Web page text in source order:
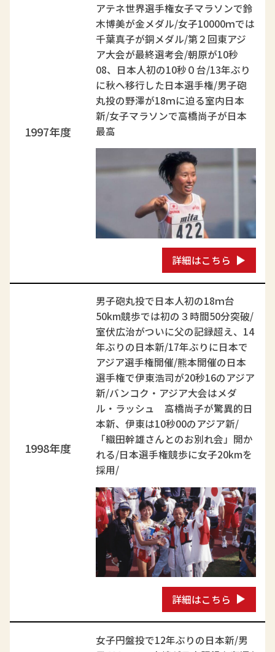
1997年度
アテネ世界選手権女子マラソンで鈴
木博美が金メダル/女子10000ｍでは
千葉真子が銅メダル/第２回東アジ
ア大会が最終選考会/朝原が10秒
08、日本人初の10秒０台/13年ぶり
に秋へ移行した日本選手権/男子砲
丸投の野澤が18ｍに迫る室内日本
新/女子マラソンで高橋尚子が日本
最高
詳細はこちら
1998年度
男子砲丸投で日本人初の18ｍ台
50km競歩では初の３時間50分突破/
室伏広治がついに父の記録超え、14
年ぶりの日本新/17年ぶりに日本で
アジア選手権開催/熊本開催の日本
選手権で伊東浩司が20秒16のアジア
新/バンコク・アジア大会はメダ
ル・ラッシュ 高橋尚子が驚異的日
本新、伊東は10秒00のアジア新/
「織田幹雄さんとのお別れ会」開か
れる/日本選手権競歩に女子20kmを
採用/
詳細はこちら
女子円盤投で12年ぶりの日本新/男